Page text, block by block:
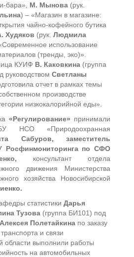
бара», М. Мынова (рук.
) – «Магазин в магазине:
чайно-кофейного бутика
Худяков (рук. Людмила
использование
(тренды, эко)».
КУИФ В. Каковкина (группа
Светланы
отчет в рамках темы
производстве
низкокалорийной еды».
«Регулирование» принимали
НСО «Природоохранная
Сабуров,заместитель
Росфинмониторинга по СФО
консультант отдела
движения Министерства
хозяйства Новосибирской
статистики Дарья
Тузова (группа БИ101) под
Алексея Полетайкина по заказу
и связи
области выполнили работы
на автомобильных